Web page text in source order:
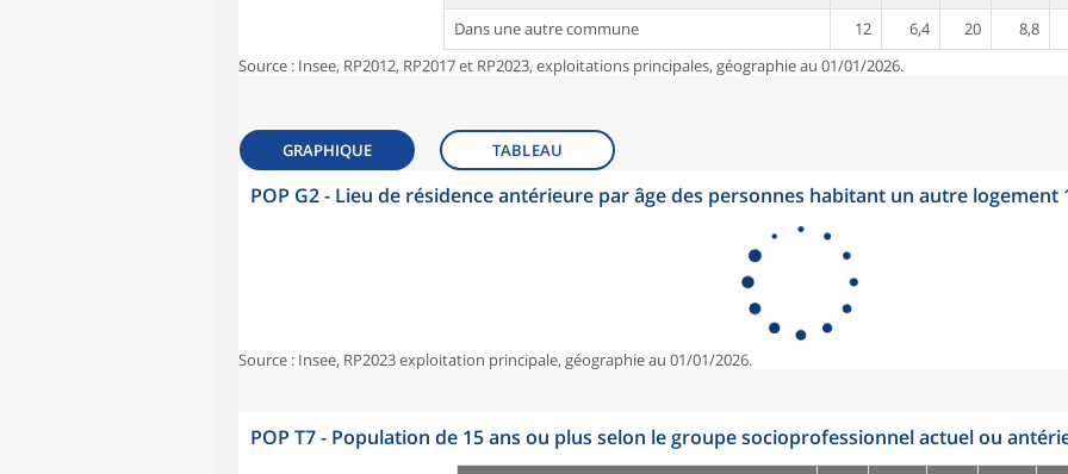
Dans une autre commune
12 6,4 20
8,8
Source : Insee, RP2012, RP2017 et RP2023, exploitations principales, géographie au 01/01/2026.
GRAPHIQUE TABLEAU
POP G2 - Lieu de résidence antérieure par âge des personnes habitant un autre logement
Source : Insee, RP2023 exploitation principale, géographie au 01/01/2026.
POP T7 - Population de 15 ans ou plus selon le groupe socioprofessionnel actuel ou